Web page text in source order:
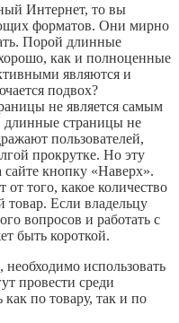
Интернет, то вы
форматов. Они мирно
Порой длинные
как и полноценные
являются и
подвох?
не является самым
страницы не
пользователей,
прокрутке. Но эту
сайте кнопку «Наверх».
того, какое количество
Если владельцу
вопросов и работать с
быть короткой.
использовать
провести среди
по товару, так и по